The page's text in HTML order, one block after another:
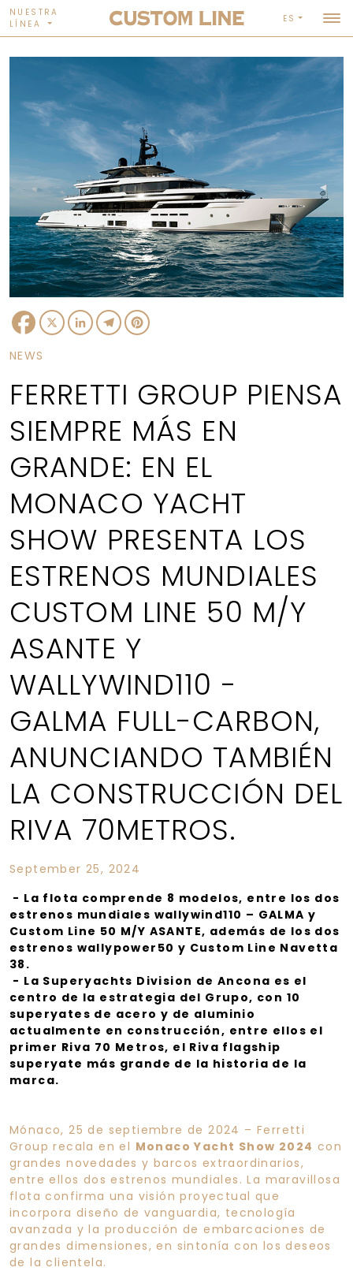
NUESTRA
LÍNEA
ES
Facebook
X LinkedInTelegram
NEWS
FERRETTI GROUP PIENSA
SIEMPRE MÁS EN
GRANDE: EN EL
MONACO YACHT
SHOW PRESENTA LOS
ESTRENOS MUNDIALES
CUSTOM LINE 50 M/Y
ASANTE Y
WALLYWIND110 -
GALMA FULL-CARBON,
ANUNCIANDO TAMBIÉN
LA CONSTRUCCIÓN DEL
RIVA 70METROS.
September 25, 2024
- La flota comprende 8 modelos, entre los dos
estrenos mundiales wallywind110 – GALMA y
Custom Line 50 M/Y ASANTE, además de los dos
estrenos wallypower50 y Custom Line Navetta
38.
- La Superyachts Division de Ancona es el
centro de la estrategia del Grupo, con 10
superyates de acero y de aluminio
actualmente en construcción, entre ellos el
primer Riva 70 Metros, el Riva flagship
superyate más grande de la historia de la
marca.
Mónaco, 25 de septiembre de 2024 – Ferretti
Group recala en el Monaco Yacht Show 2024 con
grandes novedades y barcos extraordinarios,
entre ellos dos estrenos mundiales. La maravillosa
flota confirma una visión proyectual que
incorpora diseño de vanguardia, tecnología
avanzada y la producción de embarcaciones de
grandes dimensiones, en sintonía con los deseos
de la clientela.